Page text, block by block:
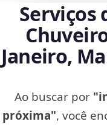
Serviços
Janeiro,
Ao buscar por
próxima", você